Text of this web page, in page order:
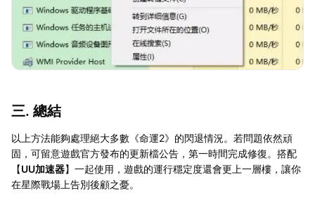
三. 總結
以上方法能夠處理絕大多數《命運2》的閃退情況。若問題依然頑
固，可留意遊戲官方發布的更新檔公告，第一時間完成修復。搭配
【UU加速器】一起使用，遊戲的運行穩定度還會更上一層樓，讓你
在星際戰場上告別後顧之憂。